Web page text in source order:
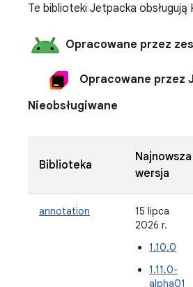
Te biblioteki Jetpacka obsługują
Opracowane przez
Opracowane przez
Nieobsługiwane
Biblioteka
Najnowsza
wersja
annotation
15 lipca
2026 r.
1.10.0
1.11.0-
alpha01